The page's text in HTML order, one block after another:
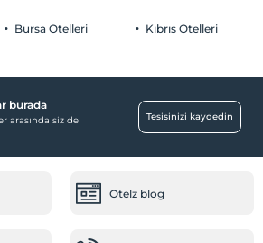
hizmeti
Bursa Otelleri Kıbrıs Otelleri
burada
arasında siz de
Tesisinizi kaydedin
Otelz blog